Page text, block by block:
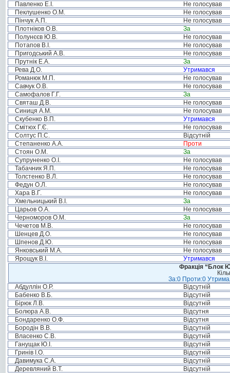
Павленко Е.І.
Не голосував
Пеклушенко О.М.
Не голосував
Пінчук А.П.
Не голосував
Плотніков О.В.
За
Полунєєв Ю.В.
Не голосував
Потапов В.І.
Не голосував
Пригодський А.В.
Не голосував
Прутнік Е.А.
За
Рева Д.О.
Утримався
Романюк М.П.
Не голосував
Савчук О.В.
Не голосував
Самофалов Г.Г.
За
Святаш Д.В.
Не голосував
Синиця А.М.
Не голосував
Скубенко В.П.
Утримався
Смітюх Г.Є.
Не голосував
Солтус П.С.
Відсутній
Степаненко А.А.
Проти
Стоян О.М.
За
Супруненко О.І.
Не голосував
Табачник Я.П.
Не голосував
Толстенко В.Л.
Не голосував
Федун О.Л.
Не голосував
Хара В.Г.
Не голосував
Хмельницький В.І.
За
Царьов О.А.
Не голосував
Черноморов О.М.
За
Чечетов М.В.
Не голосував
Шенцев Д.О.
Не голосував
Шпенов Д.Ю.
Не голосував
Янковський М.А.
Не голосував
Ярощук В.І.
Утримався
Фракція “Блок
За:0 Проти:0
Абдуллін О.Р.
Відсутній
Бабенко В.Б.
Відсутній
Бірюк Л.В.
Відсутній
Болюра А.В.
Відсутня
Бондаренко О.Ф.
Відсутня
Бородін В.В.
Відсутній
Власенко С.В.
Відсутній
Ганущак Ю.І.
Відсутній
Гринів І.О.
Відсутній
Давимука С.А.
Відсутній
Деревляний В.Т.
Відсутній